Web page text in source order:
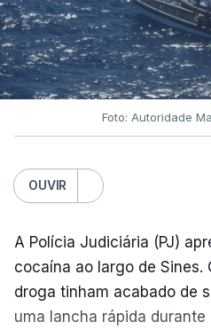
Foto: Autoridade
OUVIR
A Polícia Judiciária (PJ)
cocaína ao largo de Sines.
droga tinham acabado de
uma lancha rápida durante